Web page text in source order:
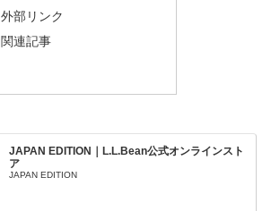
外部リンク
関連記事
JAPAN EDITION｜L.L.Bean公式オンラインスト
ア
JAPAN EDITION